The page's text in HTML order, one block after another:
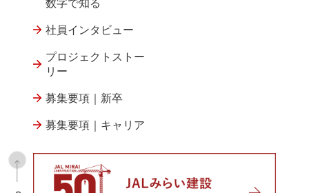
数字で知る
社員インタビュー
プロジェクトストー
リー
募集要項｜新卒
募集要項｜キャリア